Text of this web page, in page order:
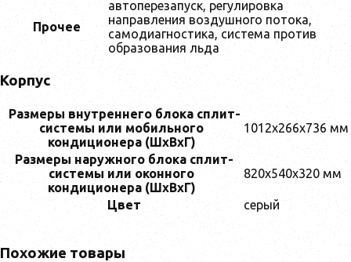
Прочее
автоперезапуск, регулировка
направления воздушного потока,
самодиагностика, система против
образования льда
Корпус
Размеры внутреннего блока сплит-
системы или мобильного
кондиционера (ШxВxГ)
1012x266x736 мм
Размеры наружного блока сплит-
системы или оконного
кондиционера (ШxВxГ)
820x540x320 мм
Цвет серый
Похожие товары